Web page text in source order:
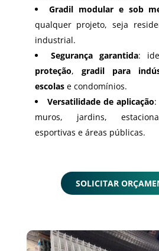
Gradil modular e sob
qualquer projeto, seja
industrial.
Segurança garantida:
proteção, gradil para
escolase condomínios.
Versatilidade de aplicação
muros, jardins,
esportivas e áreas públicas.
SOLICITAR